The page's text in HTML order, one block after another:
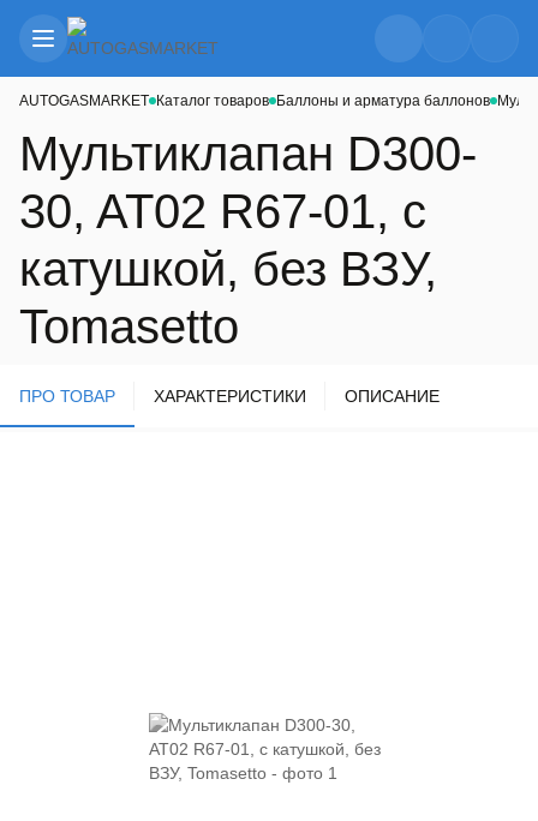
AUTOGASMARKET Каталог товаров Баллоны и арматура баллонов
Мультиклапан D300-
30, AT02 R67-01, с
катушкой, без ВЗУ,
Tomasetto
ПРО ТОВАР ХАРАКТЕРИСТИКИ ОПИСАНИЕ